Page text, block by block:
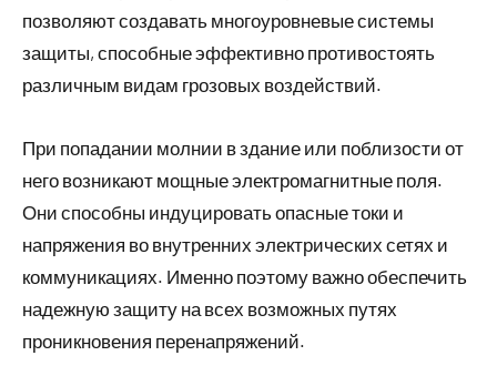
позволяют создавать многоуровневые системы
защиты, способные эффективно противостоять
различным видам грозовых воздействий.
При попадании молнии в здание или поблизости от
него возникают мощные электромагнитные поля.
Они способны индуцировать опасные токи и
напряжения во внутренних электрических сетях и
коммуникациях. Именно поэтому важно обеспечить
надежную защиту на всех возможных путях
проникновения перенапряжений.